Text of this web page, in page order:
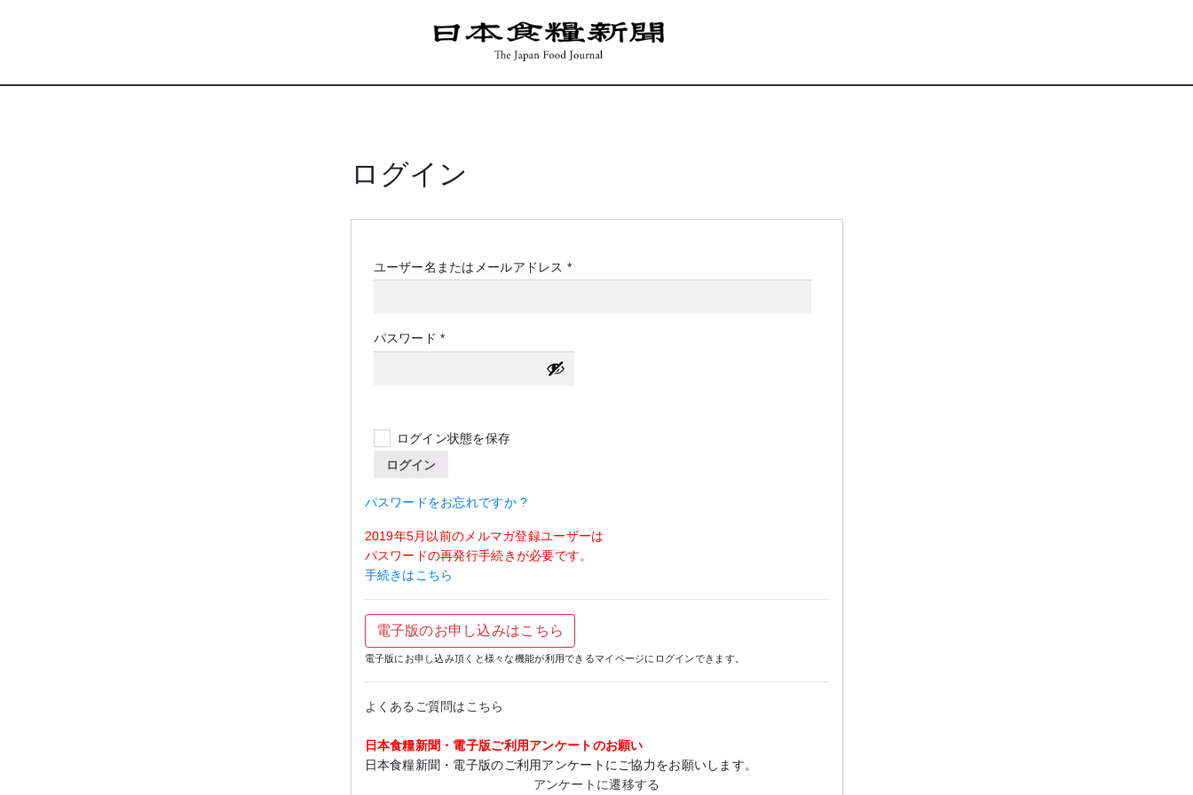
ログイン
ユーザー名またはメールアドレス *必
パスワード*必
須
ログイン状態を保存
ログイン
パスワードをお忘れですか ?
2019年5月以前のメルマガ登録ユーザーは
パスワードの再発行手続きが必要です。
手続きはこちら
電子版のお申し込みはこちら
電子版にお申し込み頂くと様々な機能が利用できるマイページにログインできます。
よくあるご質問はこちら
日本食糧新聞・電子版ご利用アンケートのお願い
日本食糧新聞・電子版のご利用アンケートにご協力をお願いします。
アンケートに遷移する